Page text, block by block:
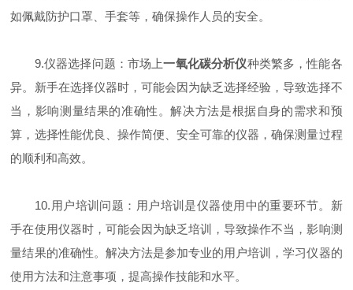
如佩戴防护口罩、手套等，确保操作人员的安全。
9.仪器选择问题：市场上一氧化碳分析仪种类繁多，性能各
异。新手在选择仪器时，可能会因为缺乏选择经验，导致选择不
当，影响测量结果的准确性。解决方法是根据自身的需求和预
算，选择性能优良、操作简便、安全可靠的仪器，确保测量过程
的顺利和高效。
10.用户培训问题：用户培训是仪器使用中的重要环节。新
手在使用仪器时，可能会因为缺乏培训，导致操作不当，影响测
量结果的准确性。解决方法是参加专业的用户培训，学习仪器的
使用方法和注意事项，提高操作技能和水平。